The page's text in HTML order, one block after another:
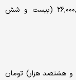
امروز ربع سکه با کاهش ۱.۹۲ درصدی به ۲۶,۰۰۰,۰۰۰ (بیست و شش
(چهارده میلیون و هشتصد هزار) تومان